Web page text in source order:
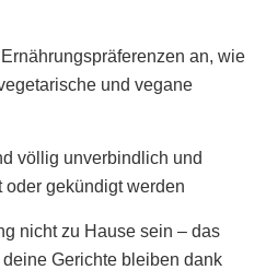
an, wie
und vegane
völlig unverbindlich und
oder gekündigt werden
nicht zu Hause sein – das
Gerichte bleiben dank